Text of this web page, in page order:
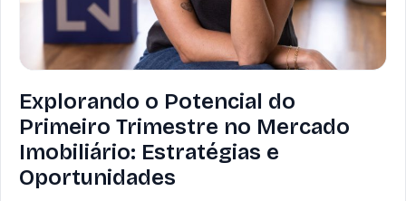
Explorando o Potencial do
Primeiro Trimestre no Mercado
Imobiliário: Estratégias e
Oportunidades